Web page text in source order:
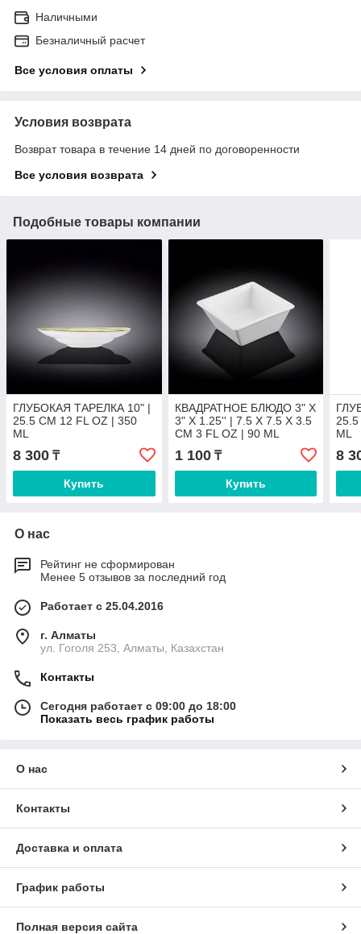
Наличными
Безналичный расчет
Все условия оплаты
Условия возврата
Возврат товара в течение 14 дней по договоренности
Все условия возврата
Подобные товары компании
ГЛУБОКАЯ ТАРЕЛКА 10" |
25.5 CM 12 FL OZ | 350
ML
8 300 ₸
Купить
КВАДРАТНОЕ БЛЮДО 3" X
3" X 1.25'' | 7.5 X 7.5 X 3.5
CM 3 FL OZ | 90 ML
1 100₸
Купить
25.5
ML
8
О нас
Рейтинг не сформирован
Менее 5 отзывов за последний год
Работает с 25.04.2016
г. Алматы
ул. Гоголя 253, Алматы, Казахстан
Контакты
Сегодня работает с 09:00 до 18:00
Показать весь график работы
О нас
Контакты
Доставка и оплата
График работы
Полная версия сайта